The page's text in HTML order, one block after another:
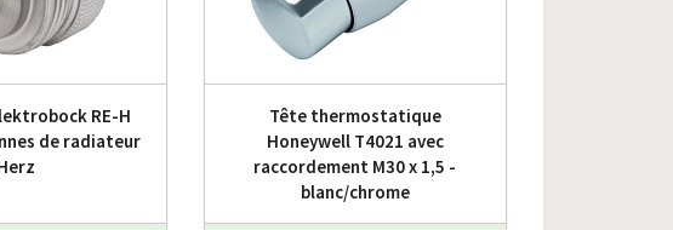
RE-H
de radiateur
Tête thermostatique
Honeywell T4021 avec
raccordement M30 x 1,5 -
blanc/chrome